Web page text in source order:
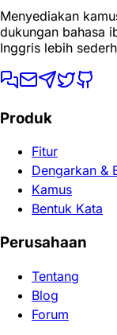
Menyediakan
dukungan bahasa
Inggris lebih
Produk
Fitur
Dengarkan &
Kamus
Bentuk Kata
Perusahaan
Tentang
Blog
Forum